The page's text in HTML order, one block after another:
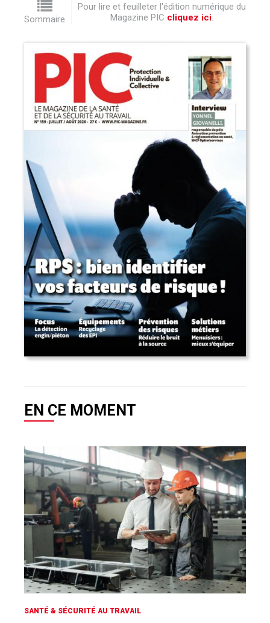
Sommaire
Pour lire et feuilleter l'édition numérique du
Magazine PIC cliquez ici.
EN CE MOMENT
SANTÉ & SÉCURITÉ AU TRAVAIL